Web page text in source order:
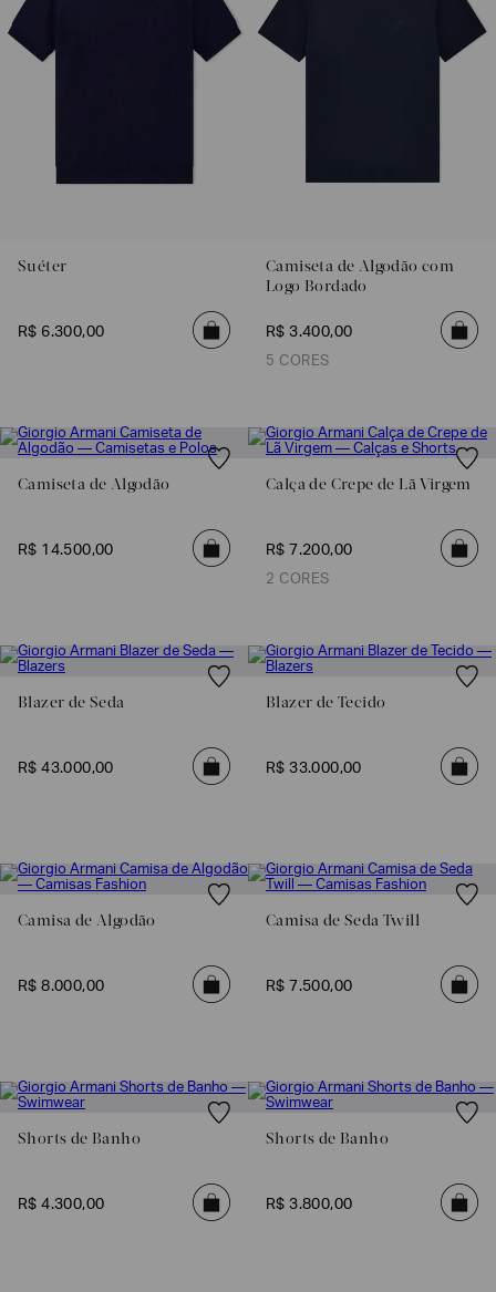
Suéter
R$ 6.300,00
Camiseta de Algodão com
Logo Bordado
R$ 3.400,00
5 CORES
Camiseta de Algodão
R$ 14.500,00
Calça de Crepe de Lã Virgem
R$ 7 .200,00
2 CORES
Blazer de Seda
R$ 43.000,00
Blazer de Tecido
R$ 33.000,00
Camisa de Algodão
R$ 8.000,00
Camisa de Seda Twill
R$ 7 .500,00
Shorts de Banho
R$ 4.300,00
Shorts de Banho
R$ 3.800,00